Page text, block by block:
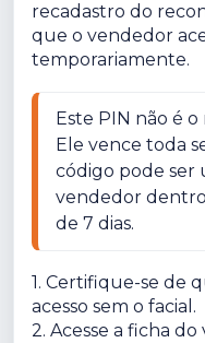
recadastro do
que o vendedor
temporariamente.
Este PIN não é
Ele vence toda
código pode ser
vendedor
de 7 dias.
1. Certifique-se de
acesso sem o facial.
2. Acesse a ficha